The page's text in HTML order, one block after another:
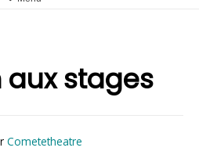
stages
Cometetheatre